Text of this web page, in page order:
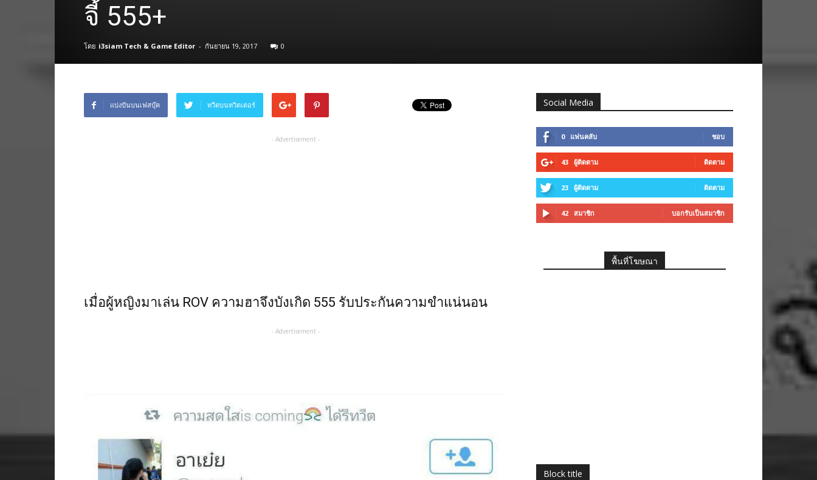
จี้ 555+
โดย i3siam Tech & Game Editor - กันยายน 19, 2017 0
แบ่งปันบนเฟสบุ๊ค ทวีตบนทวิตเตอร์
- Advertisement -
เมื่อผู้หญิงมาเล่น ROV ความฮาจึงบังเกิด 555 รับประกันความขำแน่นอน
- Advertisement -
Social Media
0 แฟนคลับ ชอบ
43 ผู้ติดตาม ติดตาม
23 ผู้ติดตาม ติดตาม
42 สมาชิก บอกรับเป็นสมาชิก
พื้นที่โฆษณา
Block title